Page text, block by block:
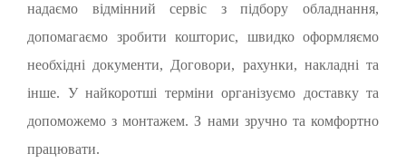
надаємо відмінний сервіс з підбору обладнання,
допомагаємо зробити кошторис, швидко оформляємо
необхідні документи, Договори, рахунки, накладні та
інше. У найкоротші терміни організуємо доставку та
допоможемо з монтажем. З нами зручно та комфортно
працювати.